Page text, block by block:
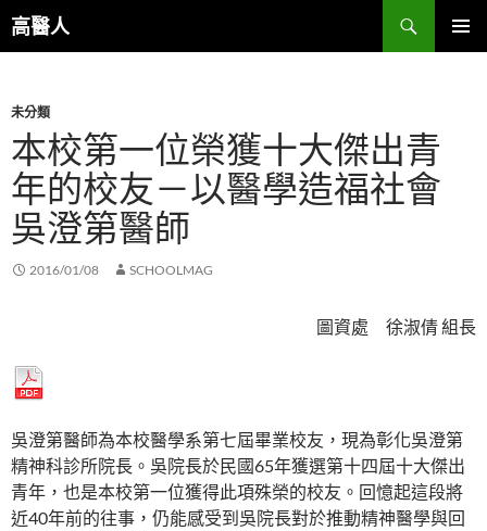
至
內
容
高醫人
搜
尋
未分類
本校第一位榮獲十大傑出青
年的校友－以醫學造福社會
吳澄第醫師
2016/01/08 SCHOOLMAG
圖資處 徐淑倩 組長
吳澄第醫師為本校醫學系第七屆畢業校友，現為彰化吳澄第
精神科診所院長。吳院長於民國65年獲選第十四屆十大傑出
青年，也是本校第一位獲得此項殊榮的校友。回憶起這段將
近40年前的往事，仍能感受到吳院長對於推動精神醫學與回